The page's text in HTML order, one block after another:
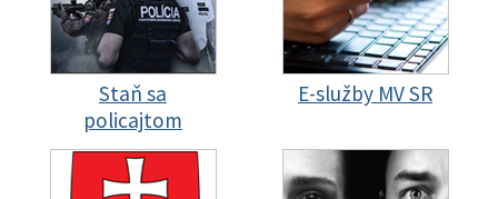
Staň sa
policajtom
E-služby MV SR